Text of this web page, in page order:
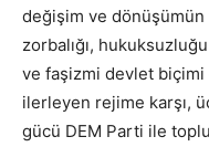
değişim ve
zorbalığı,
ve faşizmi devlet biçimi
ilerleyen rejime karşı,
gücü DEM Parti ile